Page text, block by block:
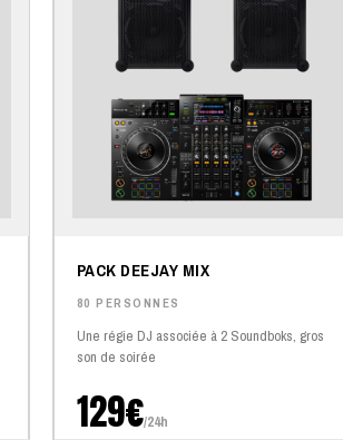
PACK DEEJAY MIX
80 PERSONNES
Une régie DJ associée à 2 Soundboks, gros
son de soirée
129€/24h